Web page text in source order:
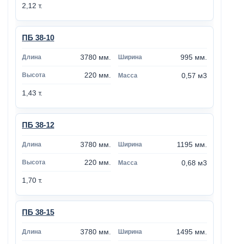
2,12 т.
ПБ 38-10
3780 мм. 995 мм.
220 мм. 0,57 м3
1,43 т.
ПБ 38-12
3780 мм. 1195 мм.
220 мм. 0,68 м3
1,70 т.
ПБ 38-15
3780 мм. 1495 мм.